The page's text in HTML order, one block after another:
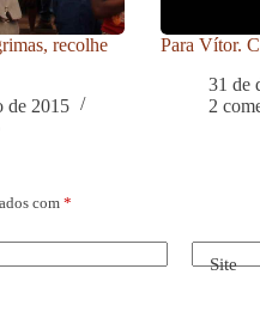
recolhe
de 2015
Para Vítor.
31 de
2
com *
Site